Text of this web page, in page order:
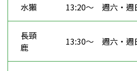
水獺 13:20～ 週六・週
長頸
鹿
13:30～ 週六・週